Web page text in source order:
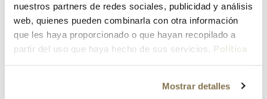
nuestros partners de redes sociales, publicidad y análisis
web, quienes pueden combinarla con otra información
que les haya proporcionado o que hayan recopilado a
partir del uso que haya hecho de sus servicios. Política
Mostrar detalles
¿Has olvidado tu contraseña?